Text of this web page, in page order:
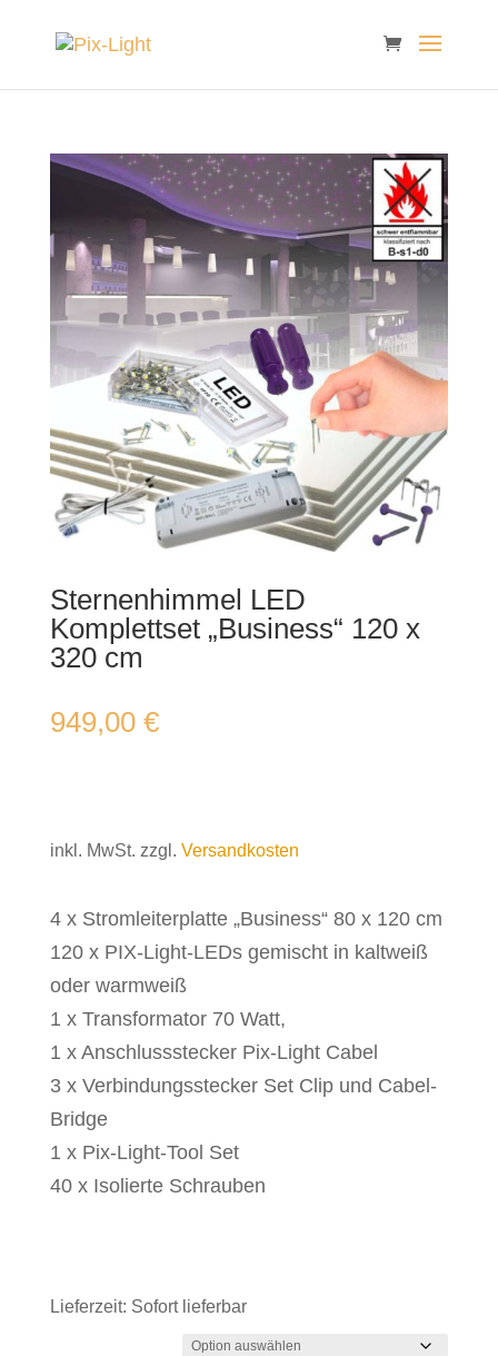
Sternenhimmel LED
Komplettset „Business“ 120 x
320 cm
949,00 €
inkl. MwSt. zzgl. Versandkosten
4 x Stromleiterplatte „Business“ 80 x 120 cm
120 x PIX-Light-LEDs gemischt in kaltweiß
oder warmweiß
1 x Transformator 70 Watt,
1 x Anschlussstecker Pix-Light Cabel
3 x Verbindungsstecker Set Clip und Cabel-
Bridge
1 x Pix-Light-Tool Set
40 x Isolierte Schrauben
Lieferzeit: Sofort lieferbar